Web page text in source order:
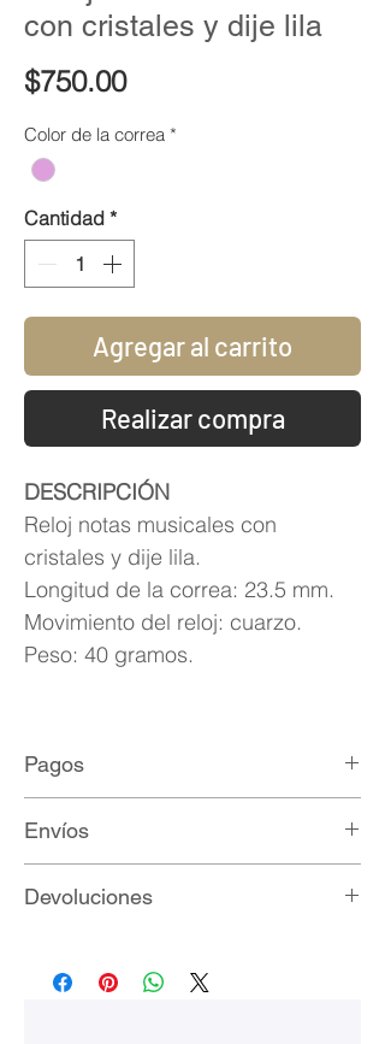
con cristales y dije lila
$750.00Precio
Color de la correa *
Cantidad *
Agregar al carrito
Realizar compra
DESCRIPCIÓN
Reloj notas musicales con
cristales y dije lila.
Longitud de la correa: 23.5 mm.
Movimiento del reloj: cuarzo.
Peso: 40 gramos.
Pagos
Paypal
Mercadopago
Transferencia bancaria
Envíos
Devoluciones
la completa satisfacción del cliente